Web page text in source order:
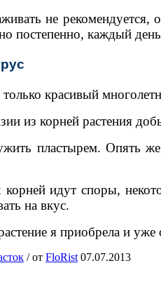
не рекомендуется,
постепенно, каждый
только красивый
из корней растения
пластырем. Опять
идут споры,
на вкус.
я приобрела и
/от FloRist 07.07.2013